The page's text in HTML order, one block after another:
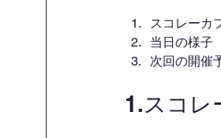
スコレーカ
当日の様子
次回の開催
1.スコレ